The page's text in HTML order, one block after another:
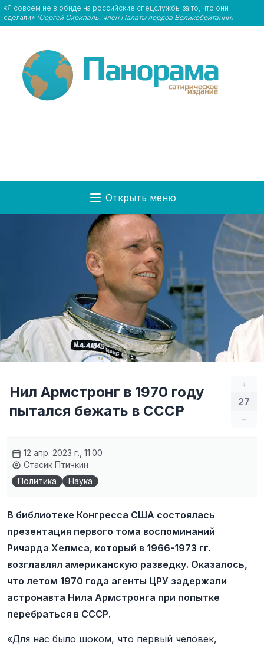
«Я совсем не в обиде на российские спецслужбы за то, что они
сделали» (Сергей Скрипаль, член Палаты лордов Великобритании)
Открыть меню
+
27
–
Нил Армстронг в 1970 году
пытался бежать в СССР
12 апр. 2023 г., 11:00
Стасик Птичкин
Политика
Наука
В библиотеке Конгресса США состоялась
презентация первого тома воспоминаний
Ричарда Хелмса, который в 1966-1973 гг.
возглавлял американскую разведку. Оказалось,
что летом 1970 года агенты ЦРУ задержали
астронавта Нила Армстронга при попытке
перебраться в СССР.
«Для нас было шоком, что первый человек,